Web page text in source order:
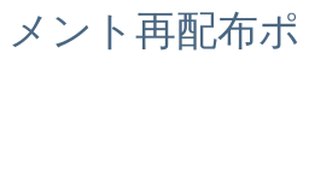
メント再配布